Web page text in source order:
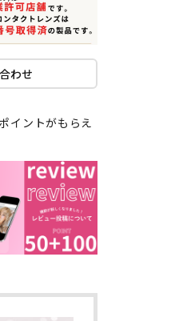
わせ
イントがもらえ